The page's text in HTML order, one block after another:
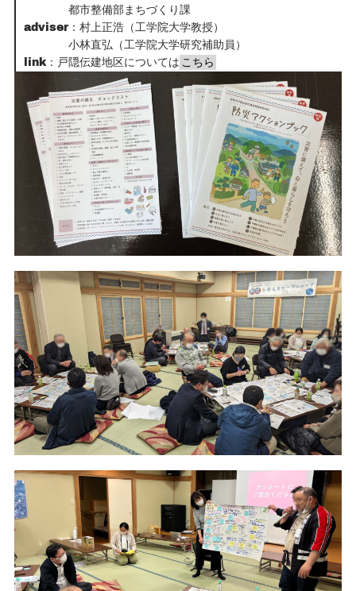
都市整備部まちづくり課
adviser：村上正浩（工学院大学教授）
小林直弘（工学院大学研究補助員）
link：戸隠伝建地区については こちら